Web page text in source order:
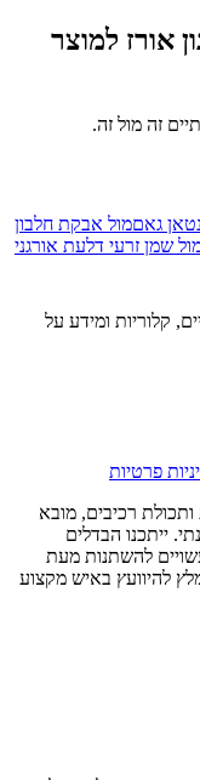
אורז למוצר
זה מול זה.
גאםמול אבקת חלבון
שמן זרעי דלעת אורגני
קלוריות ומידע על
פרטיות
רכיבים, מובא
ייתכנו הבדלים
להשתנות מעת
להיוועץ באיש מקצוע